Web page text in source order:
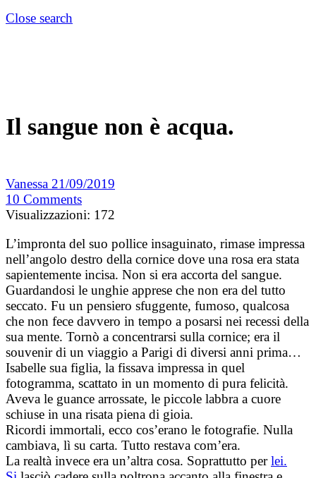
Close search
Il sangue non è acqua.
Vanessa 21/09/2019
10 Comments
Visualizzazioni: 172
L’impronta del suo pollice insaguinato, rimase impressa
nell’angolo destro della cornice dove una rosa era stata
sapientemente incisa. Non si era accorta del sangue.
Guardandosi le unghie apprese che non era del tutto
seccato. Fu un pensiero sfuggente, fumoso, qualcosa
che non fece davvero in tempo a posarsi nei recessi della
sua mente. Tornò a concentrarsi sulla cornice; era il
souvenir di un viaggio a Parigi di diversi anni prima…
Isabelle sua figlia, la fissava impressa in quel
fotogramma, scattato in un momento di pura felicità.
Aveva le guance arrossate, le piccole labbra a cuore
schiuse in una risata piena di gioia.
Ricordi immortali, ecco cos’erano le fotografie. Nulla
cambiava, lì su carta. Tutto restava com’era.
La realtà invece era un’altra cosa. Soprattutto perlei.